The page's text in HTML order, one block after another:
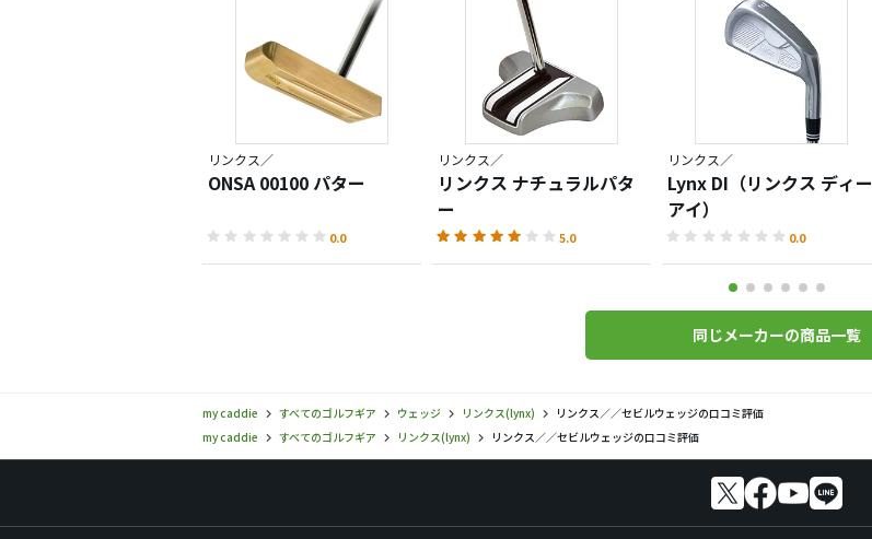
リンクス／
ONSA 00100 パター
0.0
リンクス／
リンクス ナチュラルパタ
ー
5.0
リンクス／
Lynx DI（リンクス ディー
アイ）
0.0
同じメーカーの商品一覧
my caddie すべてのゴルフギア ウェッジ リンクス(lynx)
リンクス／／セビルウェッジの口コミ評価
my caddie
すべてのゴルフギア リンクス(lynx) リンクス／／セビルウェッジの口コミ評価